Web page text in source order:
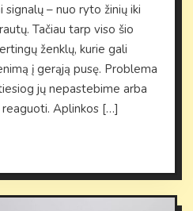
– nuo ryto žinių iki
Tačiau tarp viso šio
ženklų, kurie gali
į gerąją pusę. Problema
jų nepastebime arba
Aplinkos […]